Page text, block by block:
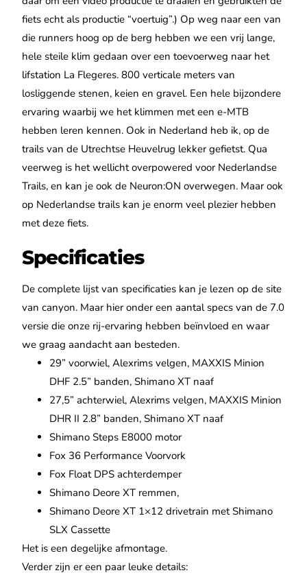
fiets echt als productie “voertuig”.) Op weg naar een van
die runners hoog op de berg hebben we een vrij lange,
hele steile klim gedaan over een toevoerweg naar het
lifstation La Flegeres. 800 verticale meters van
losliggende stenen, keien en gravel. Een hele bijzondere
ervaring waarbij we het klimmen met een e-MTB
hebben leren kennen. Ook in Nederland heb ik, op de
trails van de Utrechtse Heuvelrug lekker gefietst. Qua
veerweg is het wellicht overpowered voor Nederlandse
Trails, en kan je ook de Neuron:ON overwegen. Maar ook
op Nederlandse trails kan je enorm veel plezier hebben
met deze fiets.
Specificaties
De complete lijst van specificaties kan je lezen op de site
van canyon. Maar hier onder een aantal specs van de 7.0
versie die onze rij-ervaring hebben beïnvloed en waar
we graag aandacht aan besteden.
29” voorwiel, Alexrims velgen, MAXXIS Minion
DHF 2.5” banden, Shimano XT naaf
27,5” achterwiel, Alexrims velgen, MAXXIS Minion
DHR II 2.8” banden, Shimano XT naaf
Shimano Steps E8000 motor
Fox 36 Performance Voorvork
Fox Float DPS achterdemper
Shimano Deore XT remmen,
Shimano Deore XT 1×12 drivetrain met Shimano
SLX Cassette
Het is een degelijke afmontage.
Verder zijn er een paar leuke details: